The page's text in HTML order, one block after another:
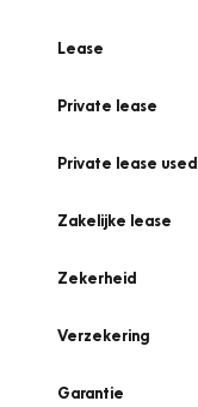
Lease
Private lease
Private lease used
Zakelijke lease
Zekerheid
Verzekering
Garantie